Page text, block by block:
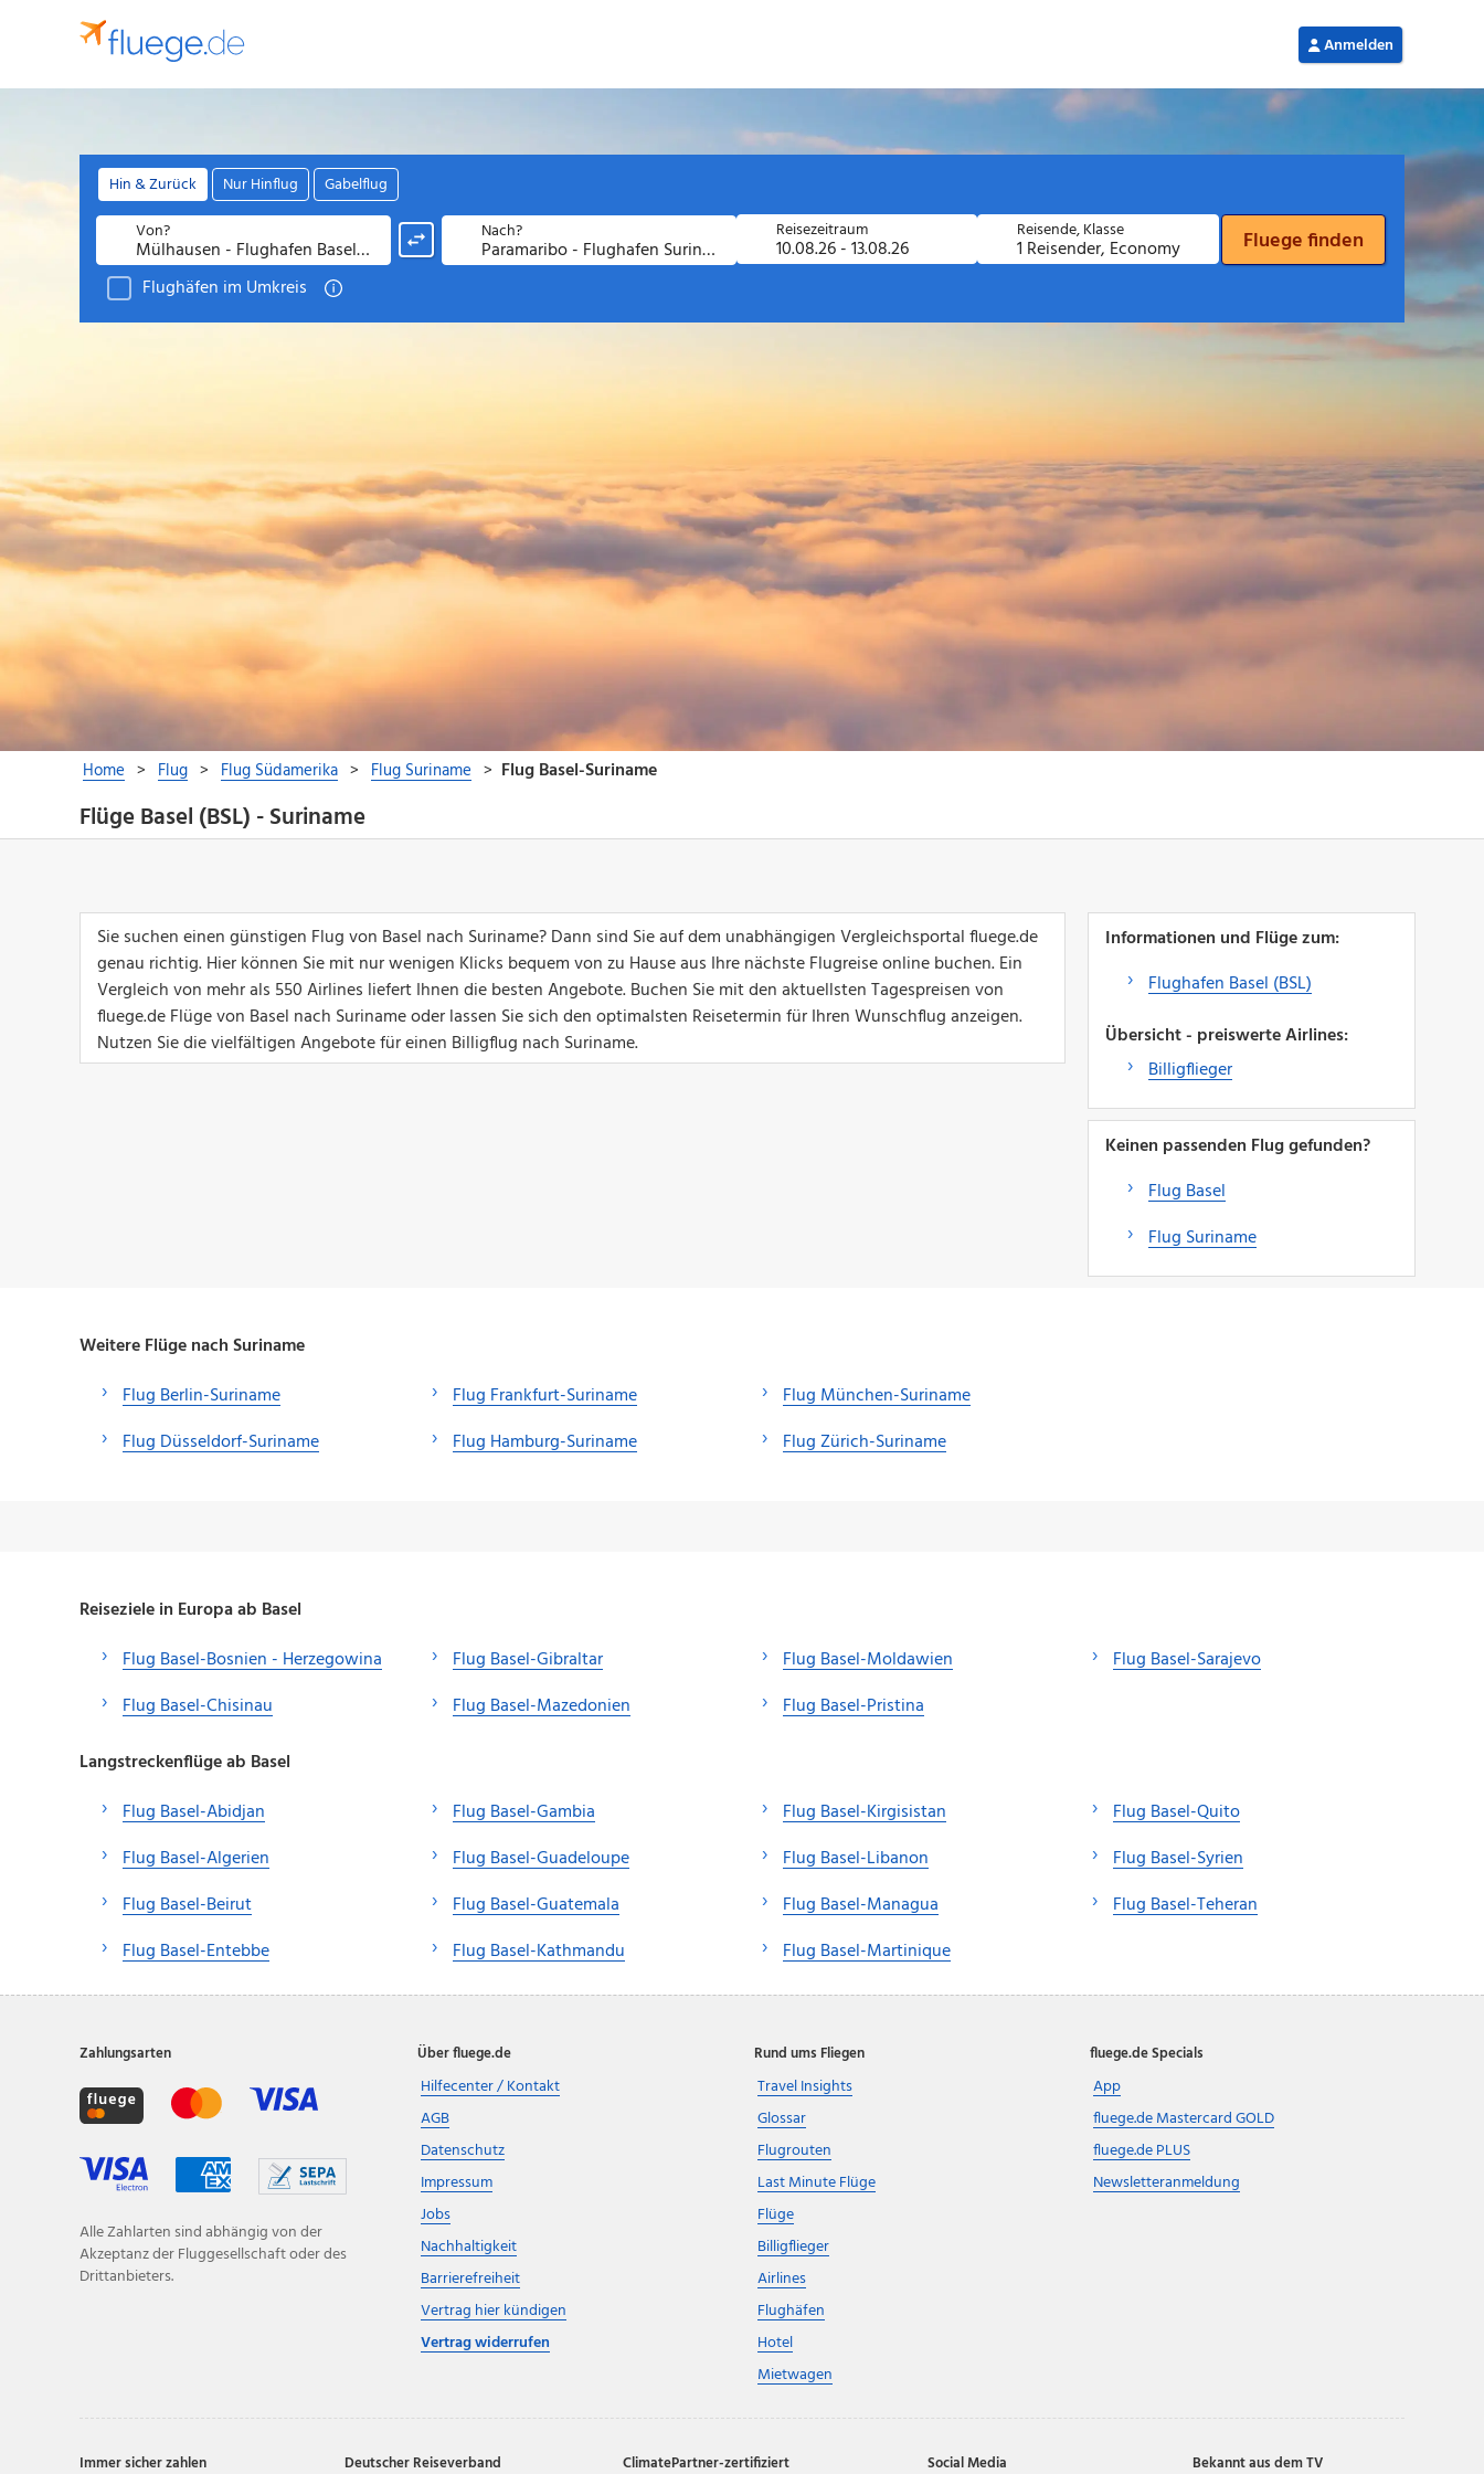
Flüge Basel (BSL) - Suriname
Sie suchen einen günstigen Flug von Basel nach Suriname? Dann sind Sie auf dem unabhängigen Vergleichsportal fluege.de
genau richtig. Hier können Sie mit nur wenigen Klicks bequem von zu Hause aus Ihre nächste Flugreise online buchen. Ein
Vergleich von mehr als 550 Airlines liefert Ihnen die besten Angebote. Buchen Sie mit den aktuellsten Tagespreisen von
fluege.de Flüge von Basel nach Suriname oder lassen Sie sich den optimalsten Reisetermin für Ihren Wunschflug anzeigen.
Nutzen Sie die vielfältigen Angebote für einen Billigflug nach Suriname.
Informationen und Flüge zum:
Flughafen Basel (BSL)
Übersicht - preiswerte Airlines:
Billigflieger
Keinen passenden Flug gefunden?
Flug Basel
Flug Suriname
Weitere Flüge nach Suriname
Flug Berlin-Suriname
Flug Düsseldorf-Suriname
Flug Frankfurt-Suriname
Flug Hamburg-Suriname
Flug München-Suriname
Flug Zürich-Suriname
Reiseziele in Europa ab Basel
Flug Basel-Bosnien - Herzegowina
Flug Basel-Chisinau
Flug Basel-Gibraltar
Flug Basel-Mazedonien
Flug Basel-Moldawien
Flug Basel-Pristina
Flug Basel-Sarajevo
Langstreckenflüge ab Basel
Flug Basel-Abidjan
Flug Basel-Algerien
Flug Basel-Beirut
Flug Basel-Entebbe
Flug Basel-Gambia
Flug Basel-Guadeloupe
Flug Basel-Guatemala
Flug Basel-Kathmandu
Flug Basel-Kirgisistan
Flug Basel-Libanon
Flug Basel-Managua
Flug Basel-Martinique
Flug Basel-Quito
Flug Basel-Syrien
Flug Basel-Teheran